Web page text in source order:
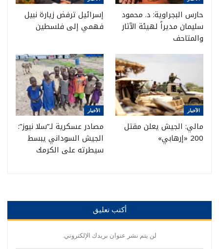
حارس البجراوية: د. محمود
سليمان مديراً لهيئة الآثار
والمتاحف
إسرائيل ترفض زيارة نبيل
فهمي إلى فلسطين
الأخبار
مالي: الجيش يعلن مقتل
200 «إرهابي»
الأخبار
مصادر عسكرية لـ”سلا نيوز”:
الجيش السوداني يبسط
سيطرته على الكرمك
أكتب تعليق
لن يتم نشر عنوان بريدك الإلكتروني.